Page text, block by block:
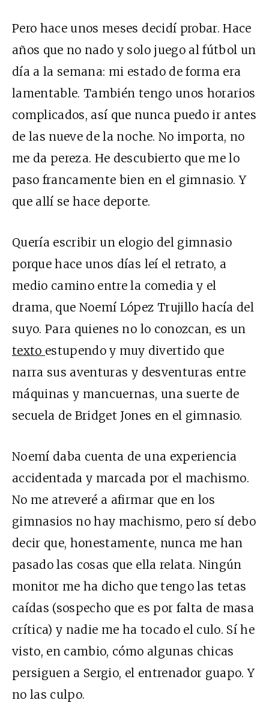
Pero hace unos meses decidí probar. Hace
años que no nado y solo juego al fútbol un
día a la semana: mi estado de forma era
lamentable. También tengo unos horarios
complicados, así que nunca puedo ir antes
de las nueve de la noche. No importa, no
me da pereza. He descubierto que me lo
paso francamente bien en el gimnasio. Y
que allí se hace deporte.
Quería escribir un elogio del gimnasio
porque hace unos días leí el retrato, a
medio camino entre la comedia y el
drama, que Noemí López Trujillo hacía del
suyo. Para quienes no lo conozcan, es un
texto estupendo y muy divertido que
narra sus aventuras y desventuras entre
máquinas y mancuernas, una suerte de
secuela de Bridget Jones en el gimnasio.
Noemí daba cuenta de una experiencia
accidentada y marcada por el machismo.
No me atreveré a afirmar que en los
gimnasios no hay machismo, pero sí debo
decir que, honestamente, nunca me han
pasado las cosas que ella relata. Ningún
monitor me ha dicho que tengo las tetas
caídas (sospecho que es por falta de masa
crítica) y nadie me ha tocado el culo. Sí he
visto, en cambio, cómo algunas chicas
persiguen a Sergio, el entrenador guapo. Y
no las culpo.